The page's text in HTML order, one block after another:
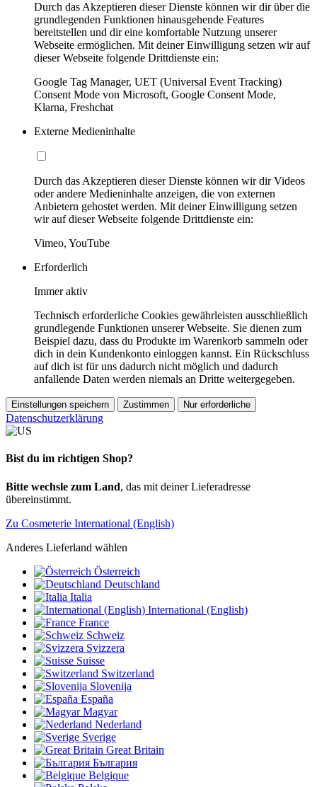
Durch das Akzeptieren dieser Dienste können wir dir über die
grundlegenden Funktionen hinausgehende Features
bereitstellen und dir eine komfortable Nutzung unserer
Webseite ermöglichen. Mit deiner Einwilligung setzen wir auf
dieser Webseite folgende Drittdienste ein:
Google Tag Manager, UET (Universal Event Tracking)
Consent Mode von Microsoft, Google Consent Mode,
Klarna, Freshchat
Externe Medieninhalte
Durch das Akzeptieren dieser Dienste können wir dir Videos
oder andere Medieninhalte anzeigen, die von externen
Anbietern gehostet werden. Mit deiner Einwilligung setzen
wir auf dieser Webseite folgende Drittdienste ein:
Vimeo, YouTube
Erforderlich
Immer aktiv
Technisch erforderliche Cookies gewährleisten ausschließlich
grundlegende Funktionen unserer Webseite. Sie dienen zum
Beispiel dazu, dass du Produkte im Warenkorb sammeln oder
dich in dein Kundenkonto einloggen kannst. Ein Rückschluss
auf dich ist für uns dadurch nicht möglich und dadurch
anfallende Daten werden niemals an Dritte weitergegeben.
Einstellungen speichern Zustimmen Nur erforderliche
Datenschutzerklärung
Bist du im richtigen Shop?
Bitte wechsle zum Land, das mit deiner Lieferadresse
übereinstimmt.
Zu Cosmeterie International (English)
Anderes Lieferland wählen
Österreich
Deutschland
Italia
International (English)
France
Schweiz
Svizzera
Suisse
Switzerland
Slovenija
España
Magyar
Nederland
Sverige
Great Britain
България
Belgique